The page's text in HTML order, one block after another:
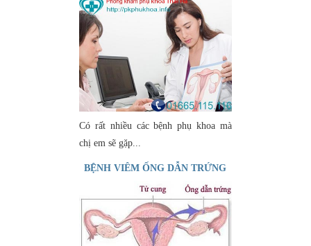
Có rất nhiều các bệnh phụ khoa mà
chị em sẽ gặp...
BỆNH VIÊM ỐNG DẪN TRỨNG